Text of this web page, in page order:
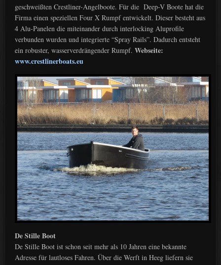
geschweißten Crestliner-Angelboote. Für die Deep-V Boote hat die
Firma einen speziellen Four X Rumpf entwickelt. Dieser besteht aus
4 Alu-Panelen die miteinander durch interlocking Aluprofile
verbunden wurden und integrierte “Spray Rails”. Dadurch entsteht
ein robuster, wasserverdrängender Rumpf. Webseite:
www.crestlinerboats.eu
De Stille Boot
De Stille Boot ist schon seit mehr als 10 Jahren eine bekannte
Adresse für lautloses Fahren. Über die Werft in Heeg liefern sie